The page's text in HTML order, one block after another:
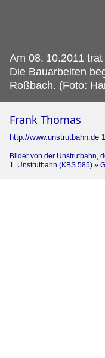
Am 08. 10.2011
Die Bauarbeiten
Roßbach. (Foto:
Frank Thomas
http://www.unstrutbahn.de
Bilder von der Unstrutbahn,
1. Unstrutbahn (KBS 585) »